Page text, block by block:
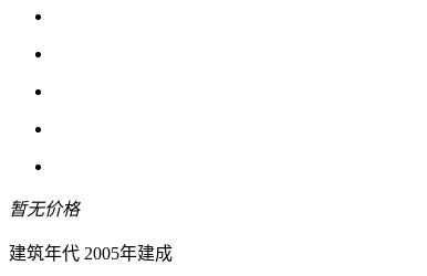
暂无价格
建筑年代 2005年建成